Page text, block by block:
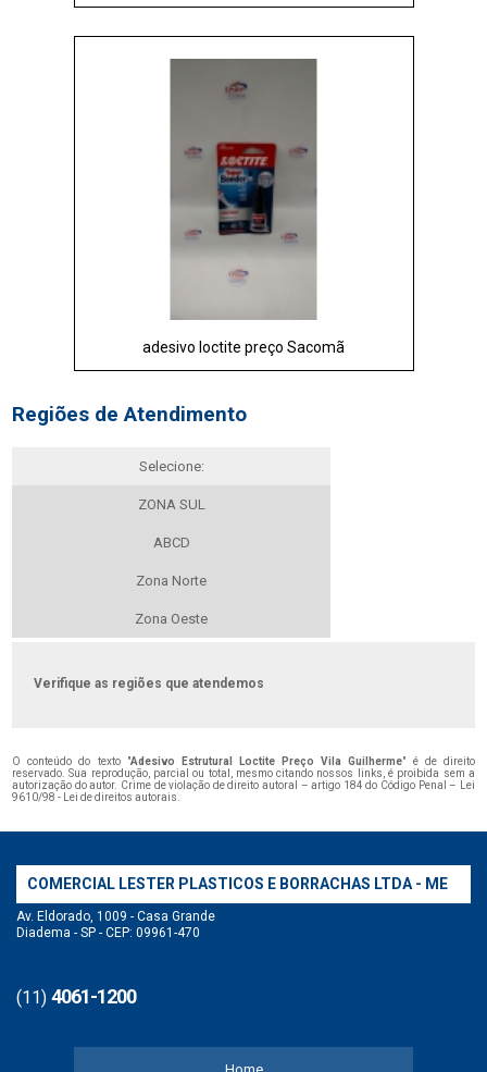
adesivo loctite preço Sacomã
Regiões de Atendimento
Selecione:
ZONA SUL
ABCD
Zona Norte
Zona Oeste
Verifique as regiões que atendemos
O conteúdo do texto "Adesivo Estrutural Loctite Preço Vila Guilherme" é de direito
reservado. Sua reprodução, parcial ou total, mesmo citando nossos links, é proibida sem a
autorização do autor. Crime de violação de direito autoral – artigo 184 do Código Penal – Lei
9610/98 - Lei de direitos autorais.
COMERCIAL LESTER PLASTICOS E BORRACHAS LTDA - ME
Av. Eldorado, 1009 - Casa Grande
Diadema - SP - CEP: 09961-470
(11) 4061-1200